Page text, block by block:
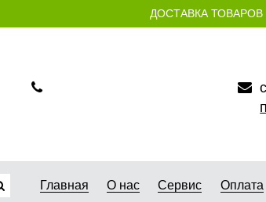
ДОСТАВКА
Главная О нас Сервис Оплата